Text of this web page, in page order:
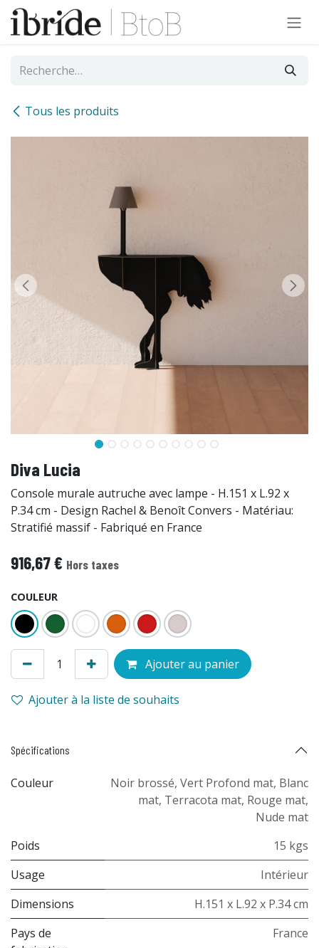
Se rendre au contenu
Tous les produits
Diva Lucia
Console murale autruche avec lampe - H.151 x L.92 x
P.34 cm - Design Rachel & Benoît Convers - Matériau:
Stratifié massif - Fabriqué en France
916,67€ Hors taxes
COULEUR
Ajouter au panier
Ajouter à la liste de souhaits
Spécifications
Couleur Noir brossé, Vert Profond mat, Blanc
mat, Terracota mat, Rouge mat,
Nude mat
Poids
15 kgs
Usage
Intérieur
Dimensions
H.151 x L.92 x P.34 cm
Pays de
France